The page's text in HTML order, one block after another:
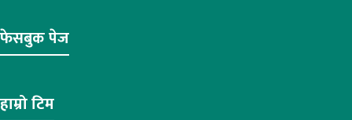
फेसबुक पेज
हाम्रो टिम